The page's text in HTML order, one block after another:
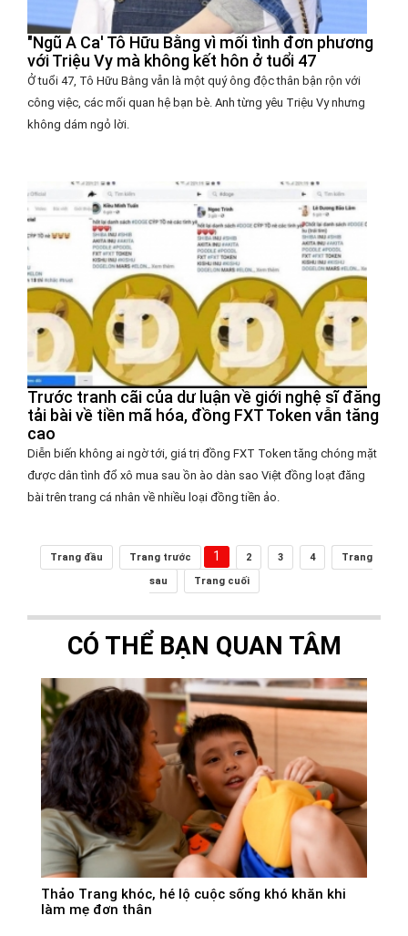
"Ngũ A Ca' Tô Hữu Bằng vì mối tình đơn phương
với Triệu Vy mà không kết hôn ở tuổi 47
Ở tuổi 47, Tô Hữu Bằng vẫn là một quý ông độc thân bận rộn với
công việc, các mối quan hệ bạn bè. Anh từng yêu Triệu Vy nhưng
không dám ngỏ lời.
Trước tranh cãi của dư luận về giới nghệ sĩ đăng
tải bài về tiền mã hóa, đồng FXT Token vẫn tăng
cao
Diễn biến không ai ngờ tới, giá trị đồng FXT Token tăng chóng mặt
được dân tình đổ xô mua sau ồn ào dàn sao Việt đồng loạt đăng
bài trên trang cá nhân về nhiều loại đồng tiền ảo.
Trang đầu Trang trước 1 2 3 4
Trang
sau
Trang cuối
CÓ THỂ BẠN QUAN TÂM
Thảo Trang khóc, hé lộ cuộc sống khó khăn khi
làm mẹ đơn thân